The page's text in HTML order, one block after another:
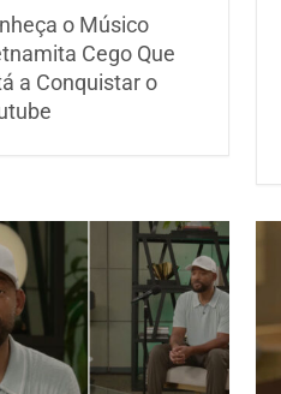
o Músico
Cego Que
a Conquistar o